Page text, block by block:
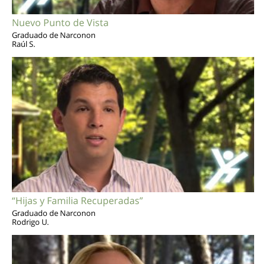
Nuevo Punto de Vista
Graduado de Narconon
Raúl S.
“Hijas y Familia Recuperadas”
Graduado de Narconon
Rodrigo U.